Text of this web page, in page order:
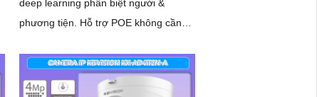
deep learning phân biệt người &
phương tiện. Hỗ trợ POE không cần
hình...